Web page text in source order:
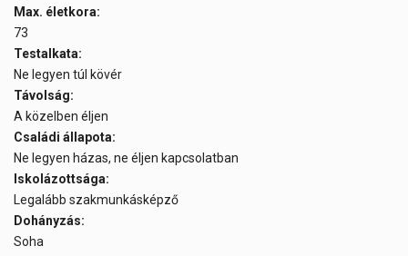
Max. életkora:
73
Testalkata:
Ne legyen túl kövér
Távolság:
A közelben éljen
Családi állapota:
Ne legyen házas, ne éljen kapcsolatban
Iskolázottsága:
Legalább szakmunkásképző
Dohányzás:
Soha